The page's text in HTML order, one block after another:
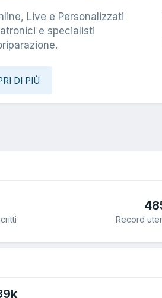
Live e Personalizzati
e specialisti
DI PIÙ
Record